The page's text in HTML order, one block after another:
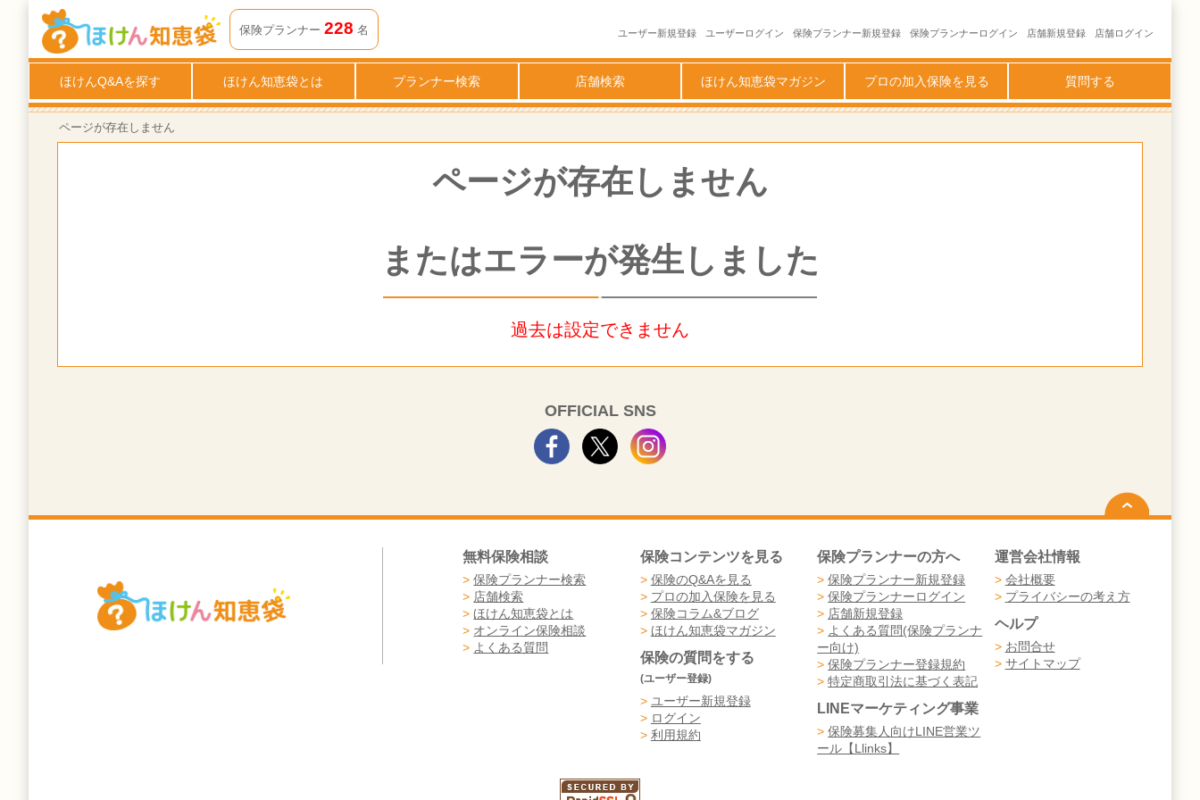
ページが存在しません | ほけん知恵袋
保険プランナー 228 名 ユーザー新規登録 ユーザーログイン 保険プランナー新規登録 保険プランナーログイン 店舗新規登録 店舗ログイン
ほけんQ&Aを探す ほけん知恵袋とは プランナー検索 店舗検索 ほけん知恵袋マガジン プロの加入保険を見る 質問する
ページが存在しません
ページが存在しません
またはエラーが発生しました
過去は設定できません
OFFICIAL SNS
無料保険相談
>保険プランナー検索
> 店舗検索
>ほけん知恵袋とは
> オンライン保険相談
> よくある質問
保険コンテンツを見る
> 保険のQ&Aを見る
> プロの加入保険を見る
> 保険コラム&ブログ
> ほけん知恵袋マガジン
保険の質問をする
(ユーザー登録)
> ユーザー新規登録
> ログイン
> 利用規約
保険プランナーの方へ
>保険プランナー新規登録
>保険プランナーログイン
> 店舗新規登録
> よくある質問(保険プランナ
ー向け)
>保険プランナー登録規約
>特定商取引法に基づく表記
LINEマーケティング事業
>保険募集人向けLINE営業ツ
ール【Llinks】
運営会社情報
> 会社概要
> プライバシーの考え方
ヘルプ
> お問合せ
> サイトマップ